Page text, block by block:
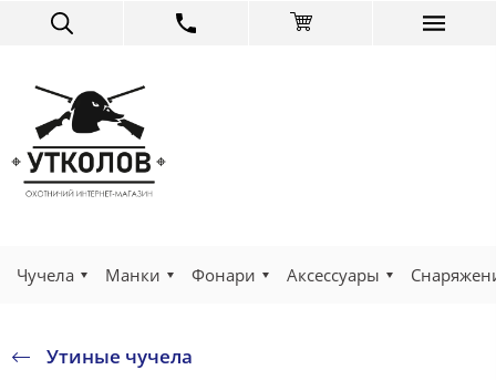
Чучела Манки Фонари Аксессуары
Утиные чучела